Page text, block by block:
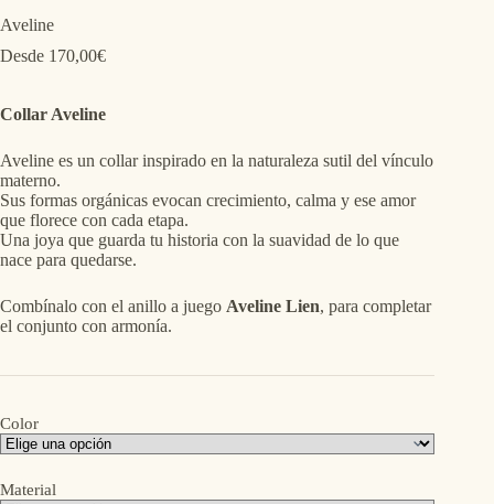
Aveline
Desde 170,00€
Collar Aveline
Aveline es un collar inspirado en la naturaleza sutil del vínculo
materno.
Sus formas orgánicas evocan crecimiento, calma y ese amor
que florece con cada etapa.
Una joya que guarda tu historia con la suavidad de lo que
nace para quedarse.
Combínalo con el anillo a juego Aveline Lien, para completar
el conjunto con armonía.
Color
Material